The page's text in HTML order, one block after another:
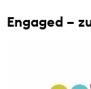
Engaged –